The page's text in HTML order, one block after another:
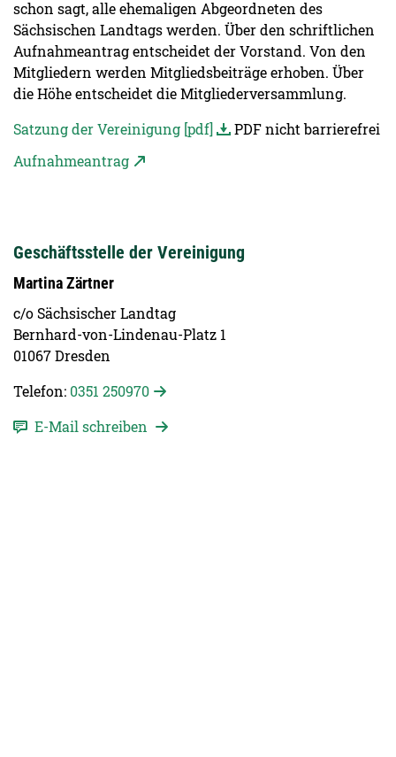
schon sagt, alle ehemaligen Abgeordneten des
Sächsischen Landtags werden. Über den schriftlichen
Aufnahmeantrag entscheidet der Vorstand. Von den
Mitgliedern werden Mitgliedsbeiträge erhoben. Über
die Höhe entscheidet die Mitgliederversammlung.
Satzung der Vereinigung [pdf]
PDF nicht barrierefrei
Aufnahmeantrag
Geschäftsstelle der Vereinigung
Martina Zärtner
c/o Sächsischer Landtag
Bernhard-von-Lindenau-Platz 1
01067 Dresden
Telefon: 0351 250970
E-Mail schreiben